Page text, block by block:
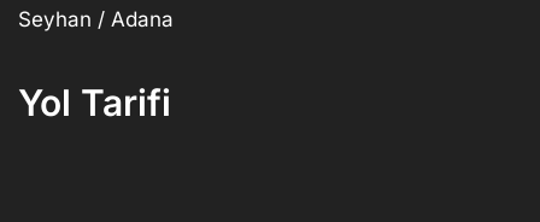
Seyhan / Adana
Yol Tarifi